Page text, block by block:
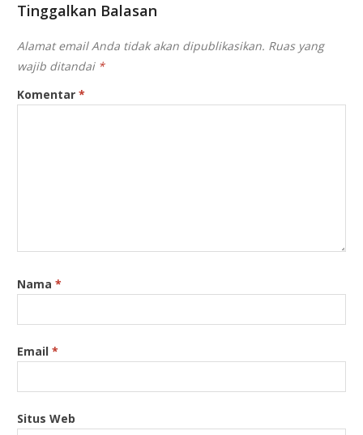
Tinggalkan Balasan
Alamat email Anda tidak akan dipublikasikan. Ruas yang
wajib ditandai *
Komentar*
Nama*
Email*
Situs Web